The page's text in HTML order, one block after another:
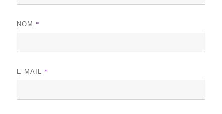
NOM *
E-MAIL *